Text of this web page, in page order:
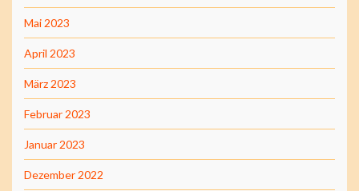
Mai 2023
April 2023
März 2023
Februar 2023
Januar 2023
Dezember 2022